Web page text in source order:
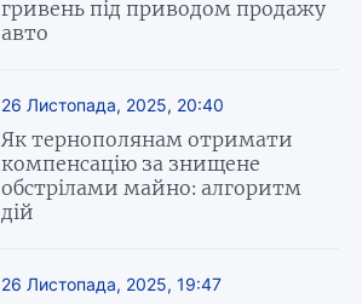
гривень під приводом продажу
авто
26 Листопада, 2025, 20:40
Як тернополянам отримати
компенсацію за знищене
обстрілами майно: алгоритм
дій
26 Листопада, 2025, 19:47